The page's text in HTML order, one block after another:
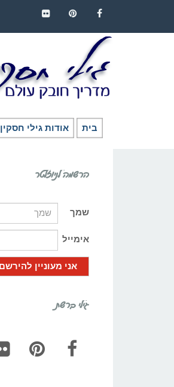
בית אודות גילי חסקין
הרשמה לניוזלטר
שמך
אימייל
גילי ברשת